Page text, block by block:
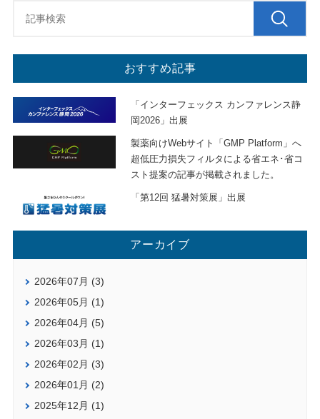
おすすめ記事
「インターフェックス カンファレンス静
岡2026」出展
製薬向けWebサイト「GMP Platform」へ
超低圧力損失フィルタによる省エネ･省コ
スト提案の記事が掲載されました。
「第12回 猛暑対策展」出展
アーカイブ
2026年07月 (3)
2026年05月 (1)
2026年04月 (5)
2026年03月 (1)
2026年02月 (3)
2026年01月 (2)
2025年12月 (1)